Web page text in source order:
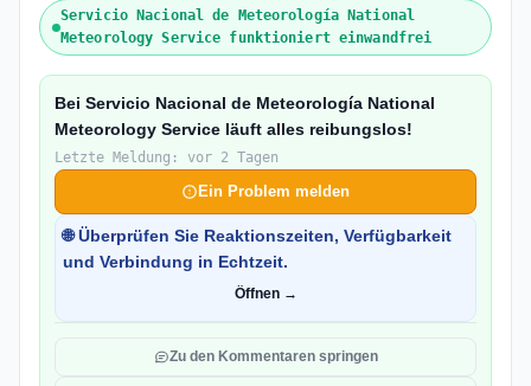
Servicio Nacional de Meteorología National
Meteorology Service funktioniert einwandfrei
Bei Servicio Nacional de Meteorología National
Meteorology Service läuft alles reibungslos!
Letzte Meldung: vor 2 Tagen
Ein Problem melden
🌐 Überprüfen Sie Reaktionszeiten, Verfügbarkeit
und Verbindung in Echtzeit.
Öffnen →
Zu den Kommentaren springen